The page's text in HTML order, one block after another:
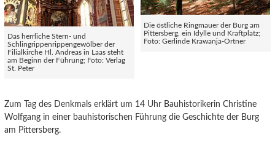
Das herrliche Stern- und
Schlingrippenrippengewölber der
Filialkirche Hl. Andreas in Laas steht
am Beginn der Führung; Foto: Verlag
St. Peter
Die östliche Ringmauer der Burg am
Pittersberg, ein Idylle und Kraftplatz;
Foto: Gerlinde Krawanja-Ortner
Zum Tag des Denkmals erklärt um 14 Uhr Bauhistorikerin Christine
Wolfgang in einer bauhistorischen Führung die Geschichte der Burg
am Pittersberg.